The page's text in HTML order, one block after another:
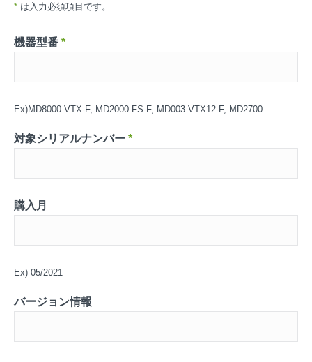
* は入力必須項目です。
機器型番 *
Ex)MD8000 VTX-F, MD2000 FS-F, MD003 VTX12-F, MD2700
対象シリアルナンバー *
購入月
Ex) 05/2021
バージョン情報